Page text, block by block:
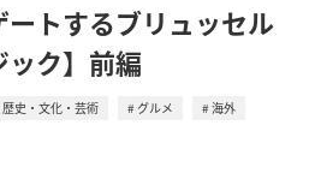
トするブリュッセル
ック】前編
歴史・文化・芸術 グルメ
海外